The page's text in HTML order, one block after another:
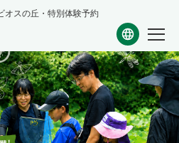
オスの丘・特別体験予約